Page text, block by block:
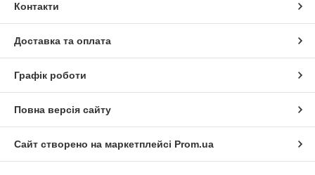
Контакти
Доставка та оплата
Графік роботи
Повна версія сайту
Сайт створено на маркетплейсі Prom.ua